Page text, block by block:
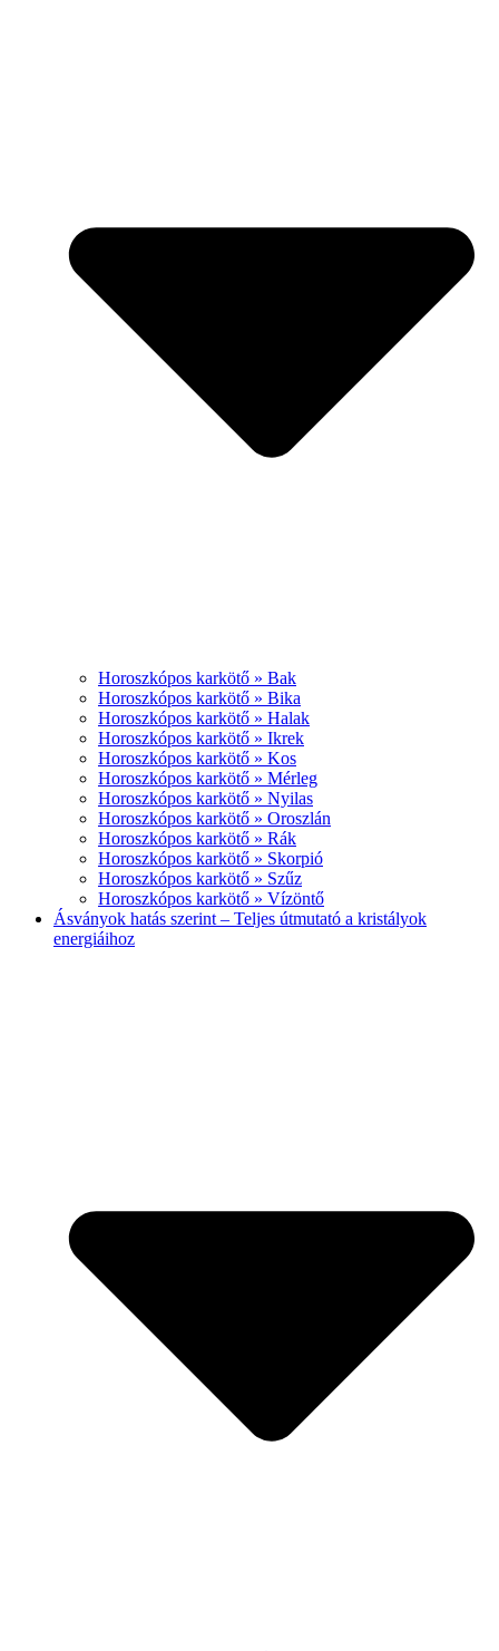
Horoszkópos karkötő » Bak
Horoszkópos karkötő » Bika
Horoszkópos karkötő » Halak
Horoszkópos karkötő » Ikrek
Horoszkópos karkötő » Kos
Horoszkópos karkötő » Mérleg
Horoszkópos karkötő » Nyilas
Horoszkópos karkötő » Oroszlán
Horoszkópos karkötő » Rák
Horoszkópos karkötő » Skorpió
Horoszkópos karkötő » Szűz
Horoszkópos karkötő » Vízöntő
Ásványok hatás szerint – Teljes útmutató a kristályok
energiáihoz